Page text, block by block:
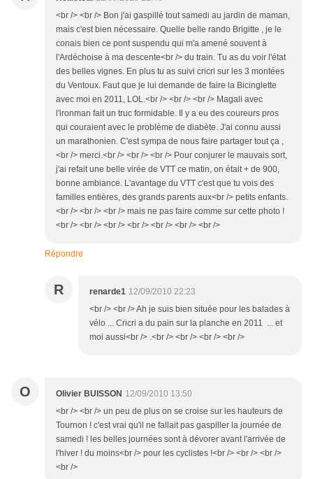
<br /> <br /> Bon j'ai gaspillé tout samedi au jardin de maman,
mais c'est bien nécessaire. Quelle belle rando Brigitte , je le
conais bien ce pont suspendu qui m'a amené souvent à
l'Ardéchoise à ma descente<br /> du train. Tu as du voir l'état
des belles vignes. En plus tu as suivi cricri sur les 3 montées
du Ventoux. Faut que je lui demande de faire la Bicinglette
avec moi en 2011, LOL.<br /> <br /> <br /> Magali avec
l'ironman fait un truc formidable. Il y a eu des coureurs pros
qui couraient avec le problème de diabète. J'ai connu aussi
un marathonien. C'est sympa de nous faire partager tout ça ,
<br /> merci.<br /> <br /> <br /> Pour conjurer le mauvais sort,
j'ai refait une belle virée de VTT ce matin, on était + de 900,
bonne ambiance. L'avantage du VTT c'est que tu vois des
familles entières, des grands parents aux<br /> petits enfants.
<br /> <br /> <br /> mais ne pas faire comme sur cette photo !
<br /> <br /> <br /> <br /> <br /> <br /> <br />
Répondre
R renarde1 12/09/2010 22:23
<br /> <br /> Ah je suis bien située pour les balades à
vélo ... Cricri a du pain sur la planche en 2011 ... et
moi aussi<br /> .<br /> <br /> <br /> <br />
O Olivier BUISSON 12/09/2010 13:50
<br /> <br /> un peu de plus on se croise sur les hauteurs de
Tournon ! c'est vrai qu'il ne fallait pas gaspiller la journée de
samedi ! les belles journées sont à dévorer avant l'arrivée de
l'hiver ! du moins<br /> pour les cyclistes !<br /> <br /> <br />
<br />